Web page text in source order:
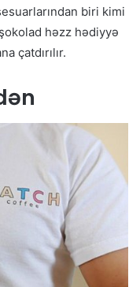
biri kimi
həzz hədiyyə
çatdırılır.